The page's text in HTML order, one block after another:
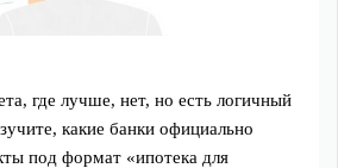
где лучше, нет, но есть логичный
какие банки официально
под формат «ипотека для